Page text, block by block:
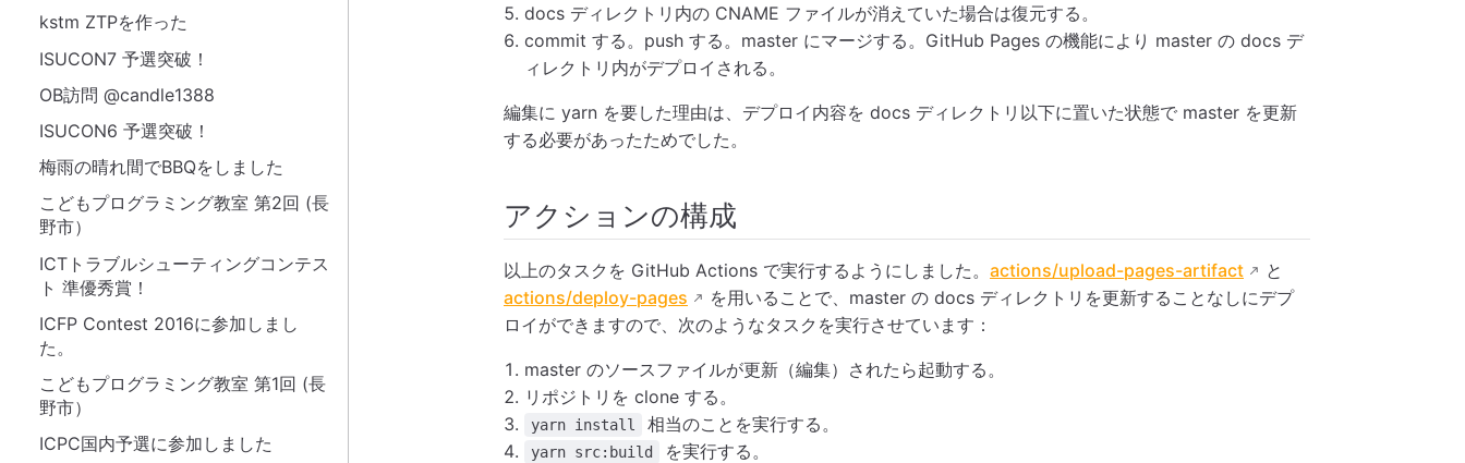
kstm ZTPを作った
ISUCON7 予選突破！
OB訪問 @candle1388
ISUCON6 予選突破！
梅雨の晴れ間でBBQをしました
こどもプログラミング教室 第2回 (長
野市）
ICTトラブルシューティングコンテス
ト 準優秀賞！
ICFP Contest 2016に参加しまし
た。
こどもプログラミング教室 第1回 (長
野市）
ICPC国内予選に参加しました
docs ディレクトリ内の CNAME ファイルが消えていた場合は復元する。
commit する。push する。master にマージする。GitHub Pages の機能により master の docs デ
ィレクトリ内がデプロイされる。
編集に yarn を要した理由は、デプロイ内容を docs ディレクトリ以下に置いた状態で master を更新
する必要があったためでした。
アクションの構成
以上のタスクを GitHub Actions で実行するようにしました。 actions/upload-pages-artifact
と
actions/deploy-pages
を用いることで、master の docs ディレクトリを更新することなしにデプ
ロイができますので、次のようなタスクを実行させています：
master のソースファイルが更新（編集）されたら起動する。
リポジトリを clone する。
yarn install 相当のことを実行する。
yarn src:build
を実行する。